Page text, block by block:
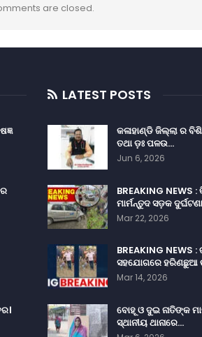
are closed.
LATEST POSTS
କଳାହାଣ୍ଡି ଜିଲ୍ଲା ର
ତଥା ଡ଼ଃ ପଳଉ…
Jun 6, 2026
BREAKING
ମାର୍ମନ୍ତୁଦ ସଡ଼କ ଦୁର୍ଘଟଣା
Mar 22, 2026
BREAKING NEWS :
ସହଯୋଗରେ ହରିଣଛୁଆ
Mar 14, 2026
ବୋହୂ ଓ ଦୁଇ ନାତିଙ୍କ
ସ୍ଥାନୀୟ ଥାନାରେ…